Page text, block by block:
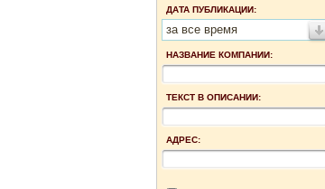
ДАТА ПУБЛИКАЦИИ:
за все время
НАЗВАНИЕ КОМПАНИИ:
ТЕКСТ В ОПИСАНИИ:
АДРЕС: